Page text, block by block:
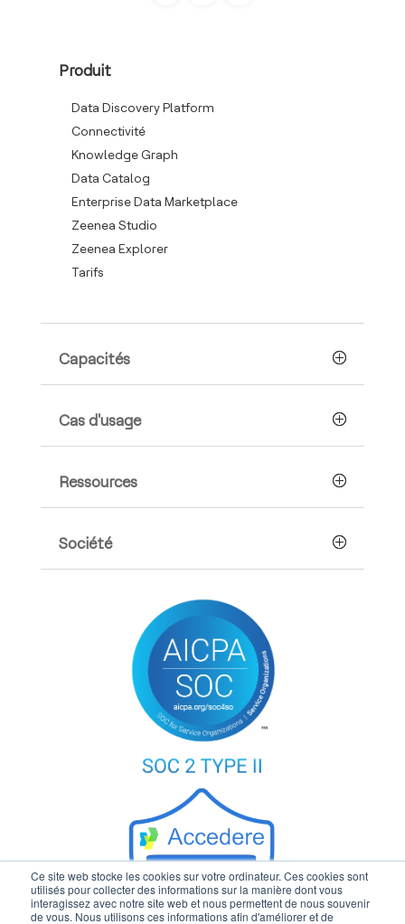
Ce site web stocke les cookies sur votre ordinateur. Ces cookies sont
utilisés pour collecter des informations sur la manière dont vous
interagissez avec notre site web et nous permettent de nous souvenir
de vous. Nous utilisons ces informations afin d'améliorer et de
Produit
Data Discovery Platform
Connectivité
Knowledge Graph
Data Catalog
Enterprise Data Marketplace
Zeenea Studio
Zeenea Explorer
Tarifs
Capacités
Cas d'usage
Ressources
Société